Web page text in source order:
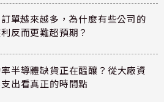
單越來越多，為什麼有些公司的
反而更難超預期？
半導體缺貨正在醞釀？從大廠資
出看真正的時間點